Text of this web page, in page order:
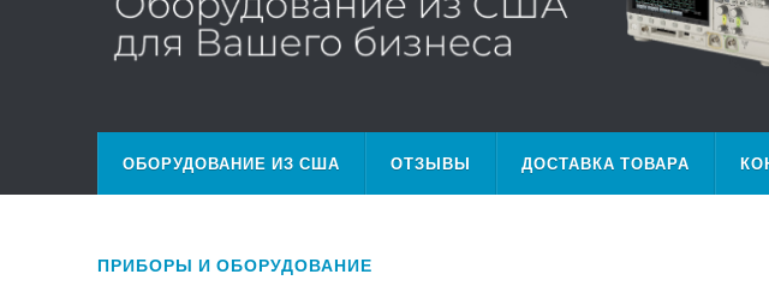
ОБОРУДОВАНИЕ ИЗ США ОТЗЫВЫ ДОСТАВКА ТОВАРА
ПРИБОРЫ И ОБОРУДОВАНИЕ